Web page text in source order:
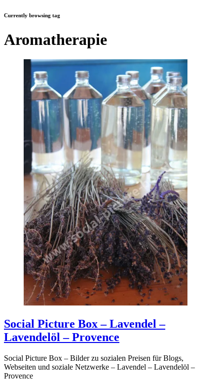
Currently browsing tag
Aromatherapie
Social Picture Box – Lavendel –
Lavendelöl – Provence
Social Picture Box – Bilder zu sozialen Preisen für Blogs,
Webseiten und soziale Netzwerke – Lavendel – Lavendelöl –
Provence